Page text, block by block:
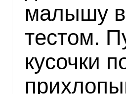
малышу в
тестом.
кусочки